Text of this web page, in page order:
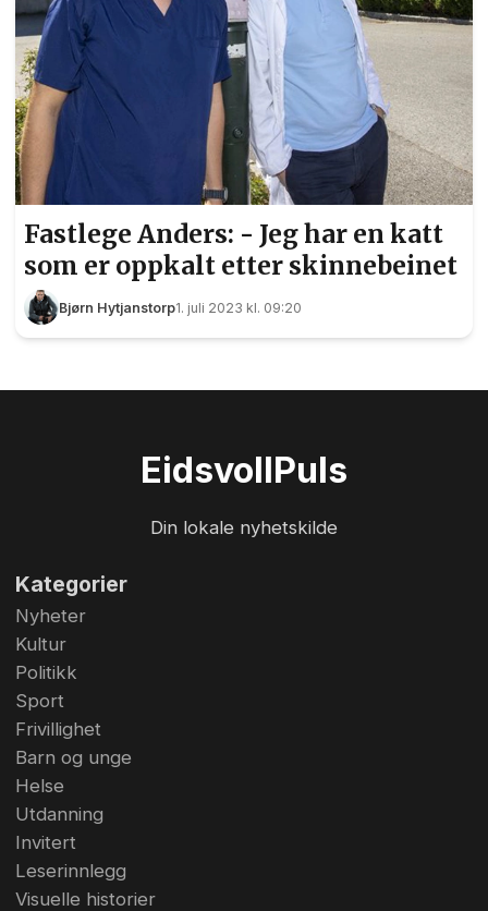
Fastlege Anders: - Jeg har en katt
som er oppkalt etter skinnebeinet
Bjørn Hytjanstorp1. juli 2023 kl. 09:20
EidsvollPuls
Din lokale nyhetskilde
Kategorier
Nyheter
Kultur
Politikk
Sport
Frivillighet
Barn og unge
Helse
Utdanning
Invitert
Leserinnlegg
Visuelle historier